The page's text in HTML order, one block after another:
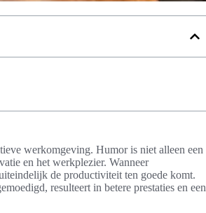
werkomgeving. Humor is niet alleen een
en het werkplezier. Wanneer
de productiviteit ten goede komt.
resulteert in betere prestaties en een